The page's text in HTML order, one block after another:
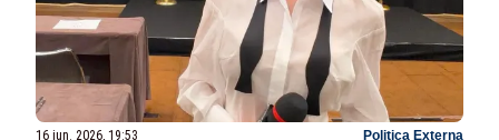
16 iun. 2026, 19:53 Politica Externa